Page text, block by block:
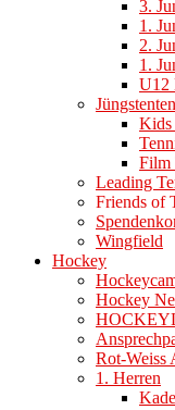
3.
1.
2.
1.
U12
Kids
Film
Leading
Friends of
Wingfield
Hockey
Hockey
Rot-Weiss
1. Herren